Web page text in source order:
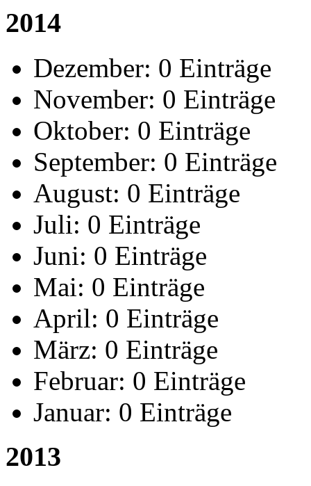
2014
Dezember: 0 Einträge
November: 0 Einträge
Oktober: 0 Einträge
September: 0 Einträge
August: 0 Einträge
Juli: 0 Einträge
Juni: 0 Einträge
Mai: 0 Einträge
April: 0 Einträge
März: 0 Einträge
Februar: 0 Einträge
Januar: 0 Einträge
2013